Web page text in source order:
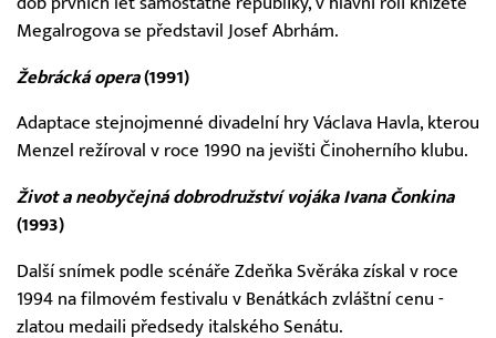
Megalrogova se představil Josef Abrhám.
Žebrácká opera(1991)
Adaptace stejnojmenné divadelní hry Václava Havla, kterou
Menzel režíroval v roce 1990 na jevišti Činoherního klubu.
Život a neobyčejná dobrodružství vojáka Ivana Čonkina
(1993)
Další snímek podle scénáře Zdeňka Svěráka získal v roce
1994 na filmovém festivalu v Benátkách zvláštní cenu -
zlatou medaili předsedy italského Senátu.